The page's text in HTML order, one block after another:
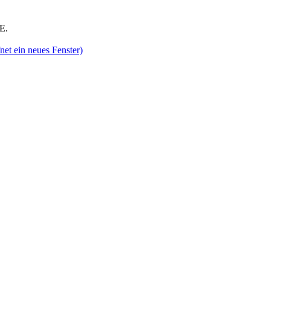
ein neues Fenster)